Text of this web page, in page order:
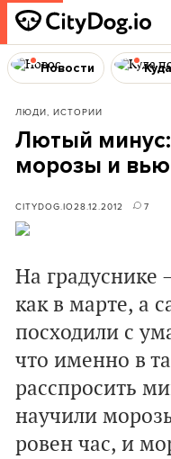
Новости
ЛЮДИ, ИСТОРИИ
Лютый минус:
морозы и
CITYDOG.IO28.12.2012 7
На градуснике
как в марте, а
посходили с
что именно в
расспросить
научили
ровен час, и